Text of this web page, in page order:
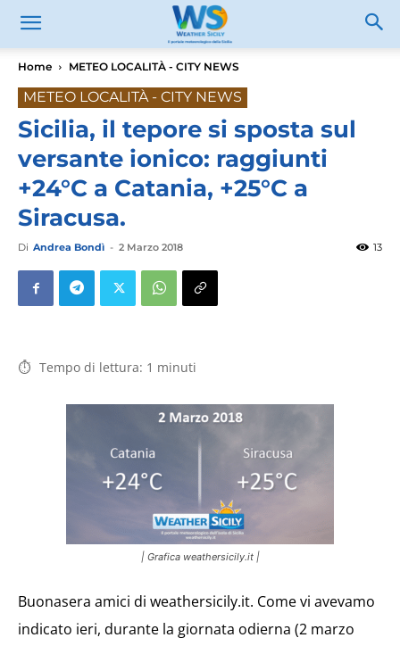
Home METEO LOCALITÀ - CITY NEWS
METEO LOCALITÀ - CITY NEWS
Sicilia, il tepore si sposta sul
versante ionico: raggiunti
+24°C a Catania, +25°C a
Siracusa.
Di Andrea Bondì - 2 Marzo 2018 13
Tempo di lettura: 1 minuti
| Grafica weathersicily.it |
Buonasera amici di weathersicily.it. Come vi avevamo
indicato ieri, durante la giornata odierna (2 marzo